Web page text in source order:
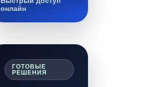
онлайн
ГОТОВЫЕ
РЕШЕНИЯ